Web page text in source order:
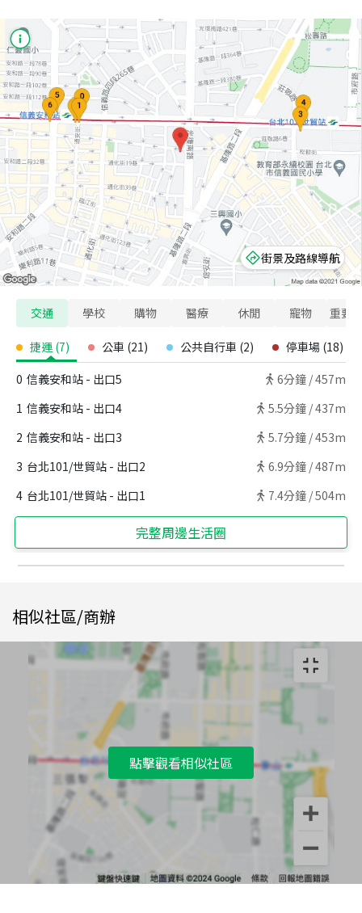
街景及路線導航
交通 學校 購物 醫療 休閒 寵物 重要
捷運 (7) 公車 (21) 公共自行車 (2) 停車場 (18)
0 信義安和站 - 出口5 6分鐘 /457m
1 信義安和站 - 出口4 5.5分鐘 /437m
2 信義安和站 - 出口3 5.7分鐘 /453m
3 台北101/世貿站 - 出口2 6.9分鐘 /487m
4 台北101/世貿站 - 出口1 7.4分鐘 /504m
完整周邊生活圈
相似社區/商辦
點擊觀看相似社區